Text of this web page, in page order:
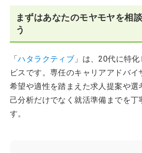
まずはあなたのモヤモヤを相
う
「ハタラクティブ 」は、20代に特
ビスです。専任のキャリアアドバ
希望や適性を踏まえた求人提案や選
己分析だけでなく就活準備までを丁
す。